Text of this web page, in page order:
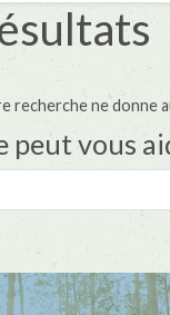
recherche ne donne
peut vous